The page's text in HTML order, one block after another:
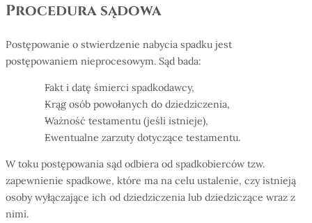
Procedura sądowa
Postępowanie o stwierdzenie nabycia spadku jest
postępowaniem nieprocesowym. Sąd bada:
Fakt i datę śmierci spadkodawcy,
Krąg osób powołanych do dziedziczenia,
Ważność testamentu (jeśli istnieje),
Ewentualne zarzuty dotyczące testamentu.
W toku postępowania sąd odbiera od spadkobierców tzw.
zapewnienie spadkowe, które ma na celu ustalenie, czy istnieją
osoby wyłączające ich od dziedziczenia lub dziedziczące wraz z
nimi.